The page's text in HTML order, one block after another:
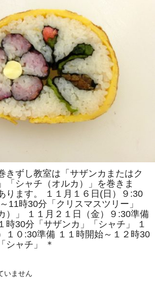
きずし教室は「サザンカまたはク
「シャチ（オルカ）」を巻きま
ります。 １１月１６日(日）９:30
11時30分「クリスマスツリー」
）」 １１月２１日（金）９:30準備
時30分「サザンカ」「シャチ」 １
１０:30準備 １１時開始～１２時30
シャチ」 ＊
いません